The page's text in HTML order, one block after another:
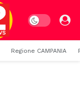
Dark mode
Regione CAMPANIA